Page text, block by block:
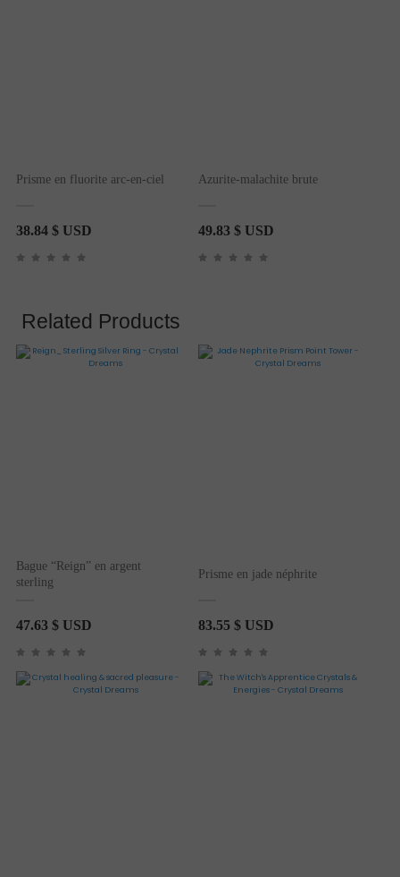
Prisme en fluorite arc-en-ciel
38.84 $ USD
Azurite-malachite brute
49.83 $ USD
Related Products
Bague “Reign” en argent
sterling
47.63 $ USD
Prisme en jade néphrite
83.55 $ USD